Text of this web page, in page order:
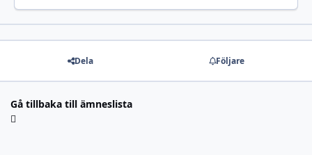
Dela Följare
Gå tillbaka till ämneslista